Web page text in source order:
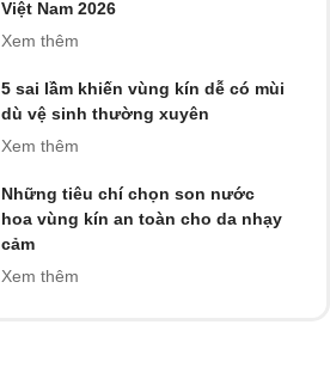
Việt Nam 2026
Xem thêm
5 sai lầm khiến vùng kín dễ có mùi
dù vệ sinh thường xuyên
Xem thêm
Những tiêu chí chọn son nước
hoa vùng kín an toàn cho da nhạy
cảm
Xem thêm